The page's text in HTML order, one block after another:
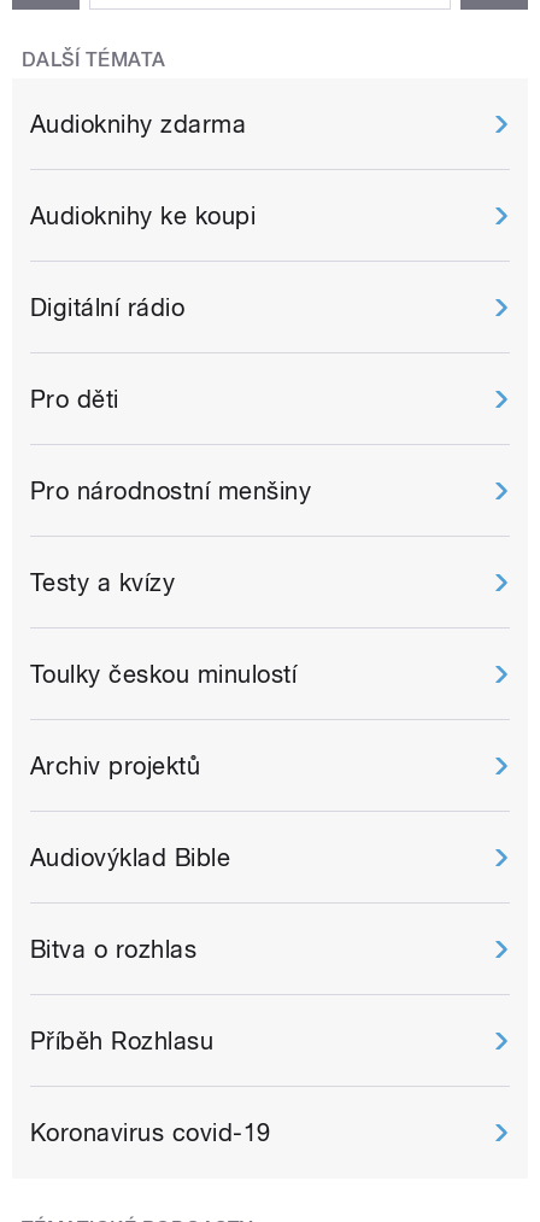
DALŠÍ TÉMATA
Audioknihy zdarma
Audioknihy ke koupi
Digitální rádio
Pro děti
Pro národnostní menšiny
Testy a kvízy
Toulky českou minulostí
Archiv projektů
Audiovýklad Bible
Bitva o rozhlas
Příběh Rozhlasu
Koronavirus covid-19